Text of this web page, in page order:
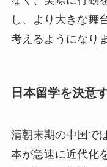
し、より大きな舞
考えるようになり
日本留学を決意
清朝末期の中国で
本が急速に近代化